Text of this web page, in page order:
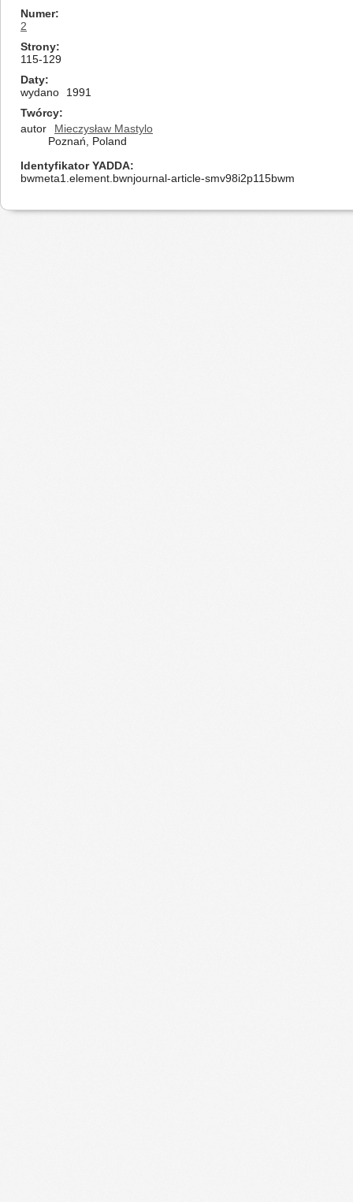
Numer
2
Strony
115-129
Daty
wydano
1991
Twórcy
autor
Mieczysław Mastylo
Poznań, Poland
Identyfikator YADDA
bwmeta1.element.bwnjournal-article-smv98i2p115bwm